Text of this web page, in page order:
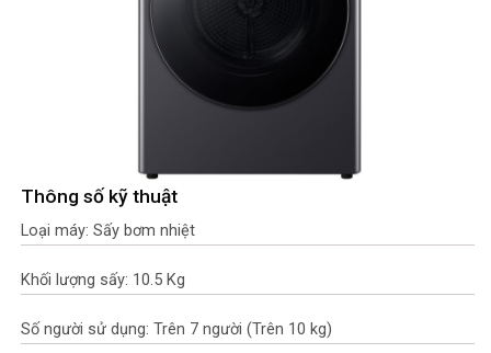
Thông số kỹ thuật
Loại máy: Sấy bơm nhiệt
Khối lượng sấy: 10.5 Kg
Số người sử dụng: Trên 7 người (Trên 10 kg)